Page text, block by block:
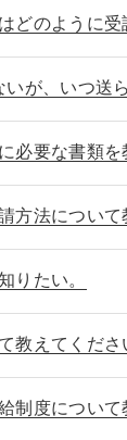
どのように受
が、いつ送
必要な書類を
方法について
りたい。
教えてくださ
制度について